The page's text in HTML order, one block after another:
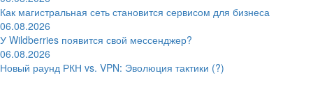
Как магистральная сеть становится сервисом для бизнеса
06.08.2026
У Wildberries появится свой мессенджер?
06.08.2026
Новый раунд РКН vs. VPN: Эволюция тактики (?)